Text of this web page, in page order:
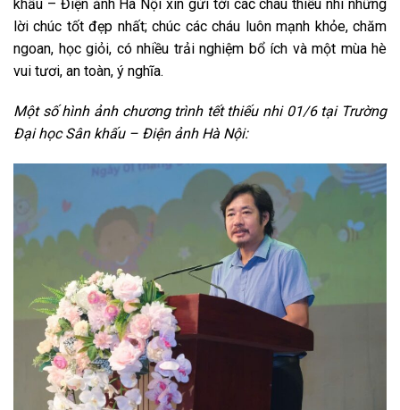
khấu – Điện ảnh Hà Nội xin gửi tới các cháu thiếu nhi những
lời chúc tốt đẹp nhất; chúc các cháu luôn mạnh khỏe, chăm
ngoan, học giỏi, có nhiều trải nghiệm bổ ích và một mùa hè
vui tươi, an toàn, ý nghĩa.
Một số hình ảnh chương trình tết thiếu nhi 01/6 tại Trường
Đại học Sân khấu – Điện ảnh Hà Nội: